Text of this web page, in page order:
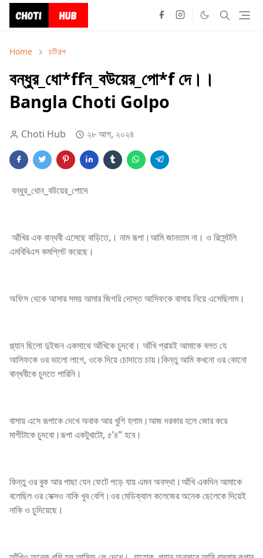
Home চটিগল্প
বন্ধুর_ধো*ffন_বউয়ের_পো*f দে।।
Bangla Choti Golpo
Choti Hub ২৮ আগ, ২০২৪
বন্ধুর_ধোন_বউয়ের_পোদে
আঁখির এক বান্ধবী এসেছে বাড়িতে,। নাম রূপা।আমি জানতাম না। ও রিসেন্টলি
এমবিবিএস কমপ্লিট করেছে।
অফিস থেকে আসার সময় আমার জিগরি দোস্ত আসিফকে বাসায় নিয়ে এসেছিলাম।
প্ল্যান ছিলো দুইজন একসাথে আঁখিকে চুদবো। আঁখি প্রায়ই আমাকে বলত যে
আসিফকে ওর ভালো লাগে, ওকে দিয়ে চোদাতে চায়।কিন্তু আমি কখনো ওর কোনো
বান্ধবীকে চুদতে পারিনি।
বাসায় এসে রূপাকে দেখে অবাক আর খুশি হলাম।আজ দরকার হলে জোর করে
মাগীটাকে চুদবো।রূপা একটুখাটো, ৫’৪” হবে।
কিন্তু ওর বুক আর পাছা যেন ফেটে পড়ে যায় এমন অবস্থা।আঁখি একদিন আমাকে
বলেছিল ওর সেক্সও নাকি খুব বেশি।ওর মেডিক্যাল কলেজের অনেক ছেলেকে দিয়েই
নাকি ও চুদিয়েছে।